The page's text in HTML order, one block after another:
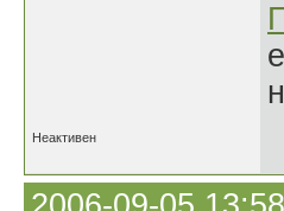
Неактивен